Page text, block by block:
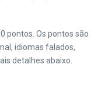
pontos. Os pontos são
idiomas falados,
detalhes abaixo.